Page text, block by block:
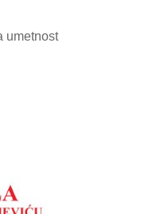
umetnost